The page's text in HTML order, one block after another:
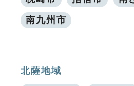
南九州市
北薩地域